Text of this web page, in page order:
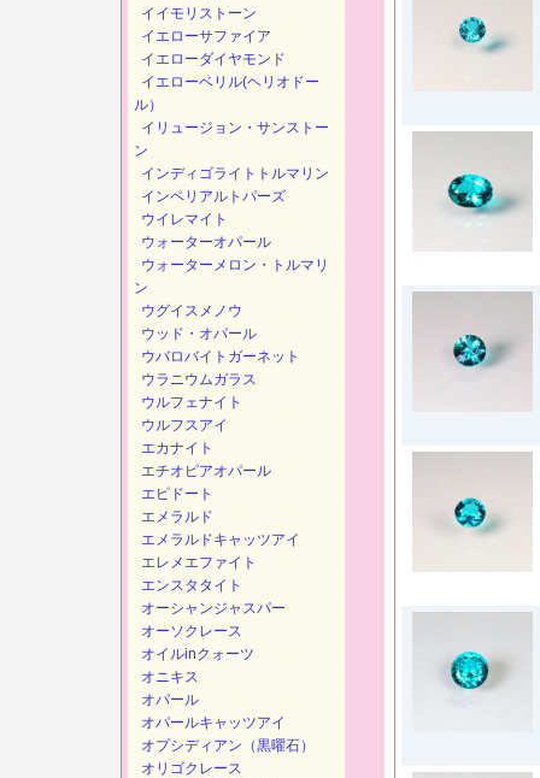
イイモリストーン
イエローサファイア
イエローダイヤモンド
イエローベリル(ヘリオドー
ル）
イリュージョン・サンストー
ン
インディゴライトトルマリン
インペリアルトパーズ
ウイレマイト
ウォーターオパール
ウォーターメロン・トルマリ
ン
ウグイスメノウ
ウッド・オパール
ウバロバイトガーネット
ウラニウムガラス
ウルフェナイト
ウルフスアイ
エカナイト
エチオピアオパール
エピドート
エメラルド
エメラルドキャッツアイ
エレメエファイト
エンスタタイト
オーシャンジャスパー
オーソクレース
オイルinクォーツ
オニキス
オパール
オパールキャッツアイ
オプシディアン（黒曜石）
オリゴクレース